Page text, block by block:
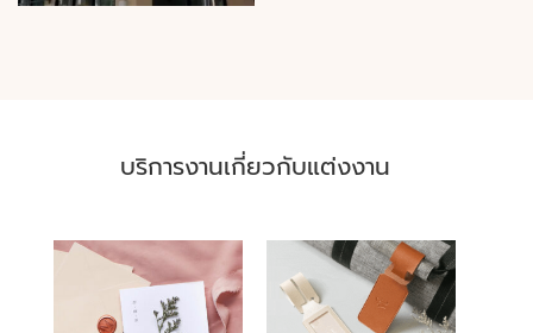
บริการงานเกี่ยวกับแต่งงาน